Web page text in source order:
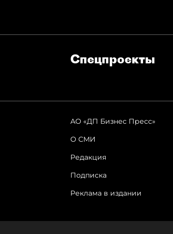
Спец­проекты
АО «ДП Бизнес Пресс»
О СМИ
Редакция
Подписка
Реклама в издании